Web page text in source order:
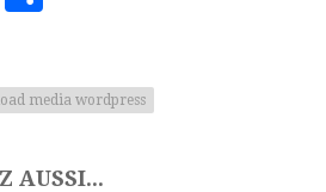
media wordpress
AUSSI...